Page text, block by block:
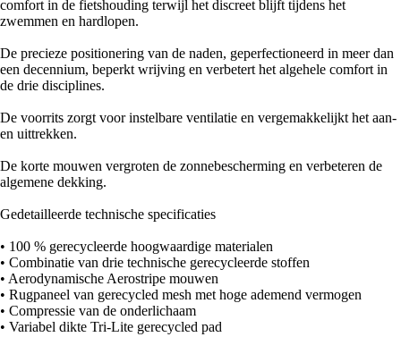
comfort in de fietshouding terwijl het discreet blijft tijdens het
zwemmen en hardlopen.
De precieze positionering van de naden, geperfectioneerd in meer dan
een decennium, beperkt wrijving en verbetert het algehele comfort in
de drie disciplines.
De voorrits zorgt voor instelbare ventilatie en vergemakkelijkt het aan-
en uittrekken.
De korte mouwen vergroten de zonnebescherming en verbeteren de
algemene dekking.
Gedetailleerde technische specificaties
• 100 % gerecycleerde hoogwaardige materialen
• Combinatie van drie technische gerecycleerde stoffen
• Aerodynamische Aerostripe mouwen
• Rugpaneel van gerecycled mesh met hoge ademend vermogen
• Compressie van de onderlichaam
• Variabel dikte Tri-Lite gerecycled pad